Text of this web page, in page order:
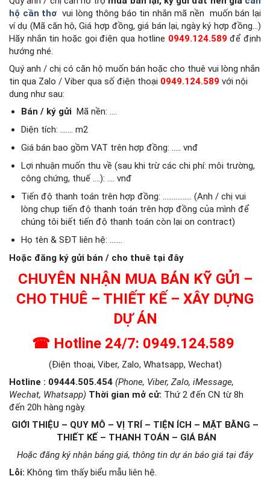
hộ cần thơ vui lòng thông báo tin nhắn mã nền muốn bán lại
ví dụ (Mã căn hộ, Giá hợp đồng, giá bán lại, ngày ký hợp đồng…)
Hãy nhắn tin hoặc gọi điện qua hotline 0949.124.589để định
hướng nhé.
Quý anh / chị có căn hộ muốn bán hoặc cho thuê vui lòng nhắn
tin qua Zalo / Viber qua số điện thoại 0949.124.589 với nội
dung như sau:
Bán / ký gửi Mã nền: ….
Diện tích: ……. m2
Giá bán bao gồm VAT trên hợp đồng: ….. vnđ
Lợi nhuận muốn thu về (sau khi trừ các chi phí: môi trường,
công chứng, thuế ….): …. vnđ
Tiến độ thanh toán trên hợp đồng: ……………. (Anh / chị vui
lòng chụp tiến độ thanh toán trên hợp đồng của mình để
chúng tôi biết tiến độ thanh toán còn lại on contract)
Họ tên & SĐT liên hệ: …….
Hoặc đăng ký gửi bán / cho thuê tại đây
CHUYÊN NHẬN MUA BÁN KỸ GỬI –
CHO THUÊ – THIẾT KẾ – XÂY DỰNG
DỰ ÁN
☎ Hotline 24/7: 0949.124.589
(Điện thoại, Viber, Zalo, Whatsapp, Wechat)
Hotline : 09444.505.454 (Phone, Viber, Zalo, iMessage,
Wechat, Whatsapp) Thời gian mở cử: Thứ 2 đến CN từ 8h
đến 20h hàng ngày.
GIỚI THIỆU – QUY MÔ – VỊ TRÍ – TIỆN ÍCH – MẶT BẰNG –
THIẾT KẾ – THANH TOÁN – GIÁ BÁN
Hoặc đăng ký nhận bảng giá, thông tin dự án báo giá tại đây
Lỗi: Không tìm thấy biểu mẫu liên hệ.